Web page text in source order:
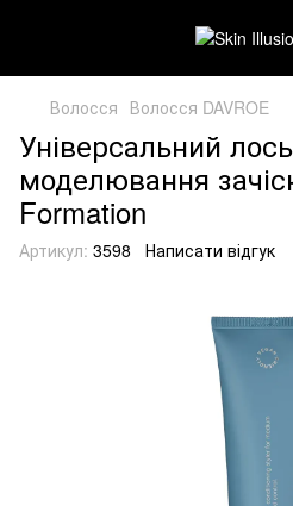
Волосся Волосся DAVROE
Універсальний
моделювання
Formation
Артикул: 3598 Написати відгук